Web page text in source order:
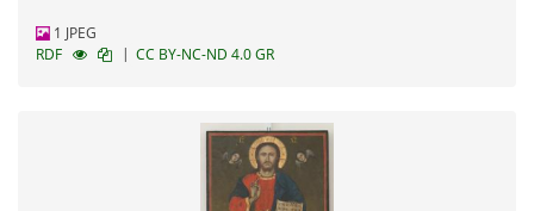
1 JPEG
RDF
| CC BY-NC-ND 4.0 GR